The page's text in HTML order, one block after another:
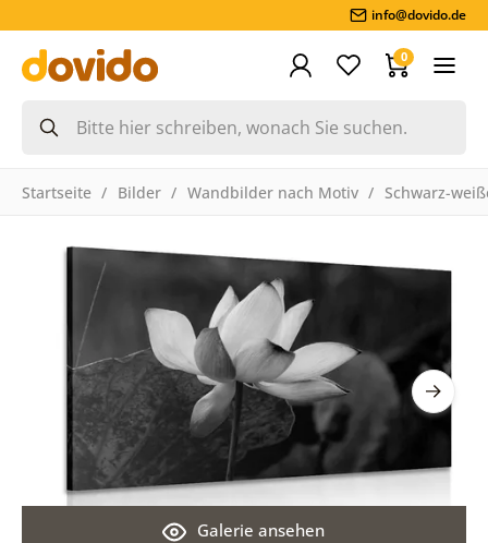
info@dovido.de
0
Startseite Bilder Wandbilder nach Motiv Schwarz-
Galerie ansehen